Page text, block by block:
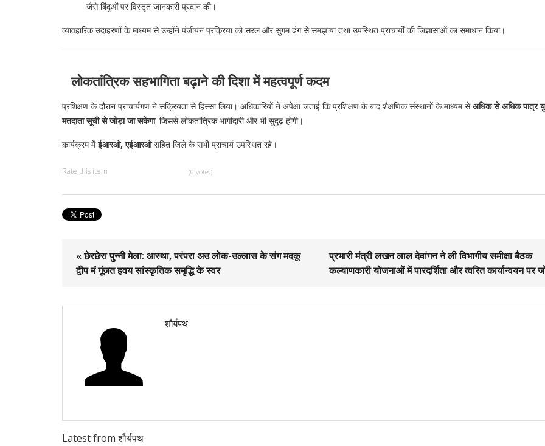
जैसे बिंदुओं पर विस्तृत जानकारी प्रदान की।
व्यावहारिक उदाहरणों के माध्यम से उन्होंने पंजीयन प्रक्रिया को सरल और सुगम ढंग से समझाया तथा उपस्थित प्राचार्यों की जिज्ञासाओं का समाधान किया।
लोकतांत्रिक सहभागिता बढ़ाने की दिशा में महत्वपूर्ण कदम
प्रशिक्षण के दौरान प्राचार्यगण ने सक्रियता से हिस्सा लिया। अधिकारियों ने अपेक्षा जताई कि प्रशिक्षण के बाद शैक्षणिक संस्थानों के माध्यम सेअधिक से अधिक पात्र
मतदाता सूची से जोड़ा जा सकेगा, जिससे लोकतांत्रिक भागीदारी और भी सुदृढ़ होगी।
कार्यक्रम मेंईआरओ, एईआरओसहित जिले के सभी प्राचार्य उपस्थित रहे।
Rate this item (0 votes)
« छेरछेरा पुन्नी मेला: आस्था, परंपरा अउ लोक-उल्लास के संग मदकू
द्वीप मं गूंजत हवय सांस्कृतिक समृद्धि के स्वर
प्रभारी मंत्री लखन लाल देवांगन ने ली विभागीय समीक्षा बैठक
कल्याणकारी योजनाओं में पारदर्शिता और त्वरित कार्यान्वयन पर
शौर्यपथ
Latest from शौर्यपथ